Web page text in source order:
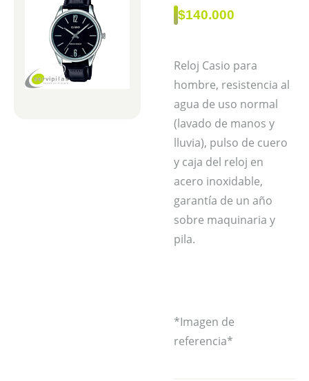
$140.000
Reloj Casio para
hombre, resistencia al
agua de uso normal
(lavado de manos y
lluvia), pulso de cuero
y caja del reloj en
acero inoxidable,
garantía de un año
sobre maquinaria y
pila.
*Imagen de
referencia*